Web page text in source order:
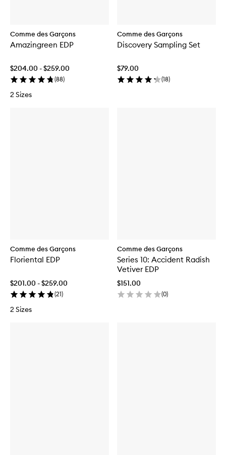
Comme des Garçons
Amazingreen EDP
$204.00 - $259.00
(88)
2 Sizes
Comme des Garçons
Discovery Sampling Set
$79.00
(18)
Comme des Garçons
Floriental EDP
$201.00 - $259.00
(21)
2 Sizes
Comme des Garçons
Series 10: Accident Radish
Vetiver EDP
$151.00
(0)